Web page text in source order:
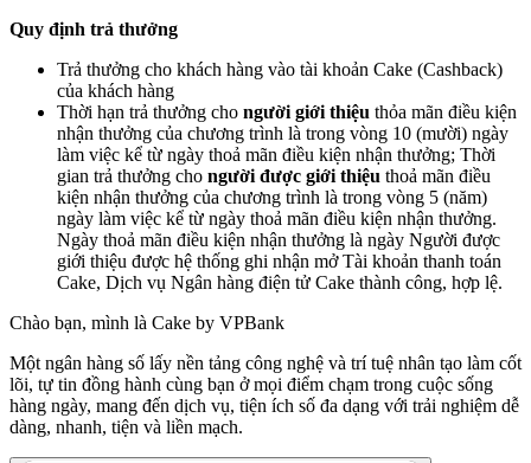
Quy định trả thưởng
Trả thưởng cho khách hàng vào tài khoản Cake (Cashback)
của khách hàng
Thời hạn trả thưởng cho người giới thiệu thỏa mãn điều kiện
nhận thưởng của chương trình là trong vòng 10 (mười) ngày
làm việc kể từ ngày thoả mãn điều kiện nhận thưởng; Thời
gian trả thưởng cho người được giới thiệu thoả mãn điều
kiện nhận thưởng của chương trình là trong vòng 5 (năm)
ngày làm việc kể từ ngày thoả mãn điều kiện nhận thưởng.
Ngày thoả mãn điều kiện nhận thưởng là ngày Người được
giới thiệu được hệ thống ghi nhận mở Tài khoản thanh toán
Cake, Dịch vụ Ngân hàng điện tử Cake thành công, hợp lệ.
Chào bạn, mình là Cake by VPBank
Một ngân hàng số lấy nền tảng công nghệ và trí tuệ nhân tạo làm cốt
lõi, tự tin đồng hành cùng bạn ở mọi điểm chạm trong cuộc sống
hàng ngày, mang đến dịch vụ, tiện ích số đa dạng với trải nghiệm dễ
dàng, nhanh, tiện và liền mạch.